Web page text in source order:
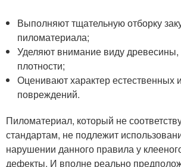
Выполняют тщательную отборку
пиломатериала;
Уделяют внимание виду древесины,
плотности;
Оценивают характер естественных
повреждений.
Пиломатериал, который не
стандартам, не подлежит
нарушении данного правила у
дефекты. И вполне реально